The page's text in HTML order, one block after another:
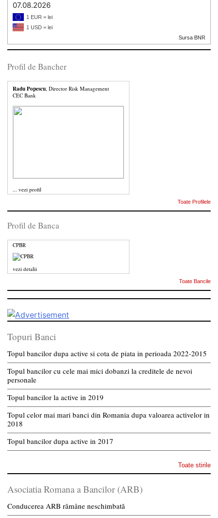
07.08.2026
1 EUR = lei
1 USD = lei
Sursa BNR
Profil de Bancher
Radu Popescu, Director Risk Management
CEC Bank
... vezi profil
Toate Profilele
Profil de Banca
CPBR
vezi detalii
Toate Bancile
Topuri Banci
Topul bancilor dupa active si cota de piata in perioada 2022-2015
Topul bancilor cu cele mai mici dobanzi la creditele de nevoi
personale
Topul bancilor la active in 2019
Topul celor mai mari banci din Romania dupa valoarea activelor in
2018
Topul bancilor dupa active in 2017
Toate stirile
Asociatia Romana a Bancilor (ARB)
Conducerea ARB rămâne neschimbată